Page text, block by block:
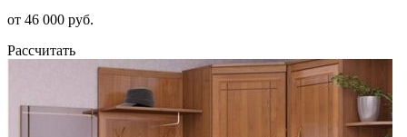
от 46 000 руб.
Рассчитать